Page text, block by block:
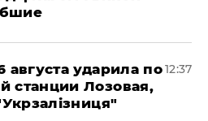
ударила по
станции Лозовая,
12:37